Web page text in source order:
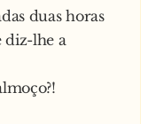
duas horas
diz-lhe a